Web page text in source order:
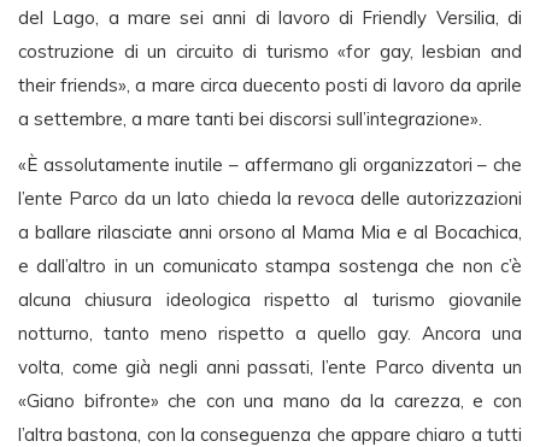
del Lago, a mare sei anni di lavoro di Friendly Versilia, di
costruzione di un circuito di turismo «for gay, lesbian and
their friends», a mare circa duecento posti di lavoro da aprile
a settembre, a mare tanti bei discorsi sull’integrazione».
«È assolutamente inutile – affermano gli organizzatori – che
l’ente Parco da un lato chieda la revoca delle autorizzazioni
a ballare rilasciate anni orsono al Mama Mia e al Bocachica,
e dall’altro in un comunicato stampa sostenga che non c’è
alcuna chiusura ideologica rispetto al turismo giovanile
notturno, tanto meno rispetto a quello gay. Ancora una
volta, come già negli anni passati, l’ente Parco diventa un
«Giano bifronte» che con una mano da la carezza, e con
l’altra bastona, con la conseguenza che appare chiaro a tutti